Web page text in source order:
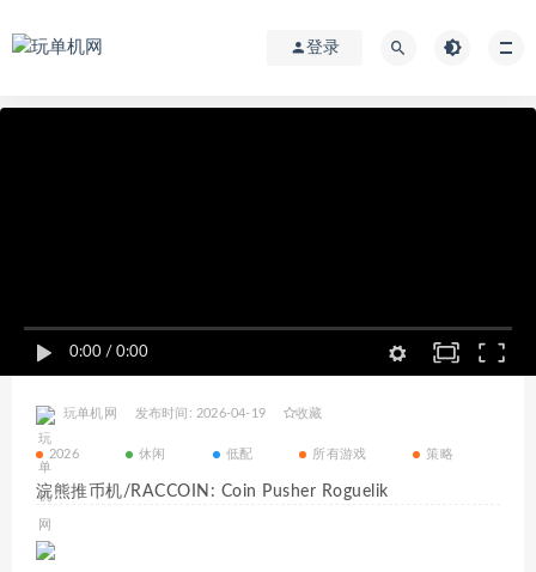
登录
0:00 / 0:00
玩单机网 发布时间: 2026-04-19 收藏
2026 休闲 低配 所有游戏 策略
浣熊推币机/RACCOIN: Coin Pusher Roguelik